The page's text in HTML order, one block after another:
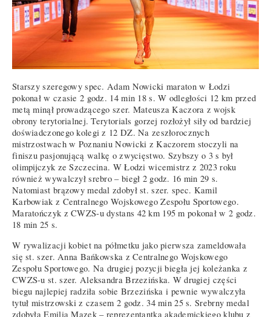
Starszy szeregowy spec. Adam Nowicki maraton w Łodzi
pokonał w czasie 2 godz. 14 min 18 s. W odległości 12 km przed
metą minął prowadzącego szer. Mateusza Kaczora z wojsk
obrony terytorialnej. Terytorials gorzej rozłożył siły od bardziej
doświadczonego kolegi z 12 DZ. Na zeszłorocznych
mistrzostwach w Poznaniu Nowicki z Kaczorem stoczyli na
finiszu pasjonującą walkę o zwycięstwo. Szybszy o 3 s był
olimpijczyk ze Szczecina. W Łodzi wicemistrz z 2023 roku
również wywalczył srebro – biegł 2 godz. 16 min 29 s.
Natomiast brązowy medal zdobył st. szer. spec. Kamil
Karbowiak z Centralnego Wojskowego Zespołu Sportowego.
Maratończyk z CWZS-u dystans 42 km 195 m pokonał w 2 godz.
18 min 25 s.
W rywalizacji kobiet na półmetku jako pierwsza zameldowała
się st. szer. Anna Bańkowska z Centralnego Wojskowego
Zespołu Sportowego. Na drugiej pozycji biegła jej koleżanka z
CWZS-u st. szer. Aleksandra Brzezińska. W drugiej części
biegu najlepiej radziła sobie Brzezińska i pewnie wywalczyła
tytuł mistrzowski z czasem 2 godz. 34 min 25 s. Srebrny medal
zdobyła Emilia Mazek – reprezentantka akademickiego klubu z